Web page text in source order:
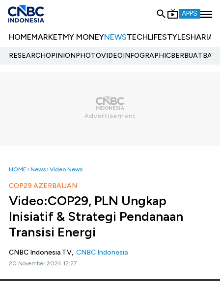
APPS
HOMEMARKETMY MONEYNEWSTECHLIFESTYLESHARIA
RESEARCHOPINIONPHOTOVIDEOINFOGRAPHIC
HOME News Video News
COP29 AZERBAIJAN
Video:COP29, PLN Ungkap
Inisiatif & Strategi Pendanaan
Transisi Energi
CNBC Indonesia TV, CNBC Indonesia
20 November 2024 12:27